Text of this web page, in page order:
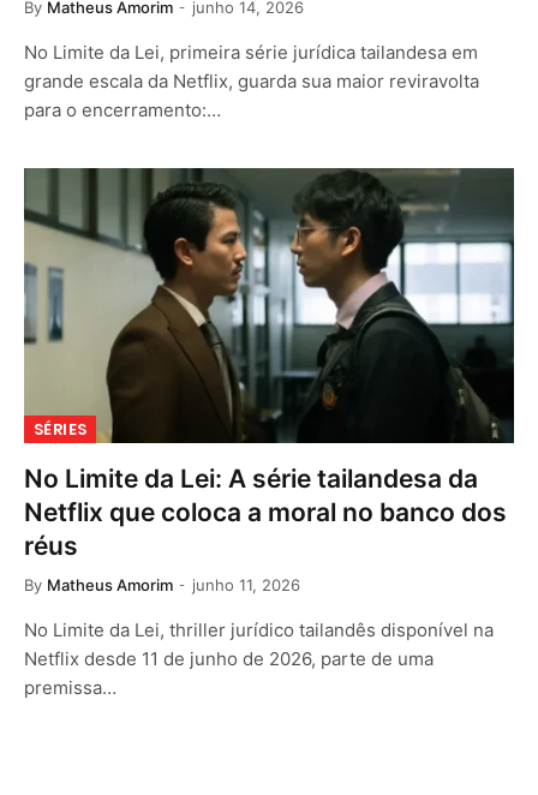
By Matheus Amorim junho 14, 2026
No Limite da Lei, primeira série jurídica tailandesa em
grande escala da Netflix, guarda sua maior reviravolta
para o encerramento:…
SÉRIES
No Limite da Lei: A série tailandesa da
Netflix que coloca a moral no banco dos
réus
By Matheus Amorim junho 11, 2026
No Limite da Lei, thriller jurídico tailandês disponível na
Netflix desde 11 de junho de 2026, parte de uma
premissa…